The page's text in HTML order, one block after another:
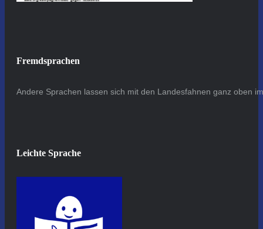
Fremdsprachen
Andere Sprachen lassen sich mit den Landesfahnen ganz oben
Leichte Sprache